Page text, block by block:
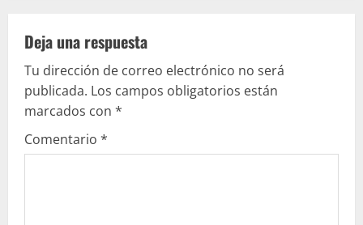
l
e
y
e
Deja una respuesta
Tu dirección de correo electrónico no será
publicada. Los campos obligatorios están
marcados con *
Comentario *